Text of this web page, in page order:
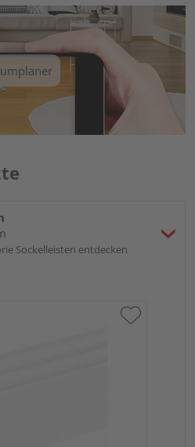
Sockelleisten entdecken